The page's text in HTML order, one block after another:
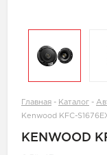
Главная - Каталог -
Kenwood KFC-
KENWOOD